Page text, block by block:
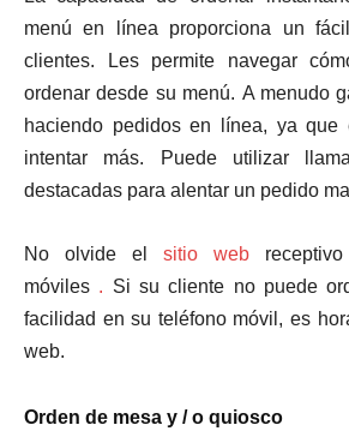
menú en línea proporciona un
clientes. Les permite navegar
ordenar desde su menú. A menudo
haciendo pedidos en línea, ya que
intentar más. Puede utilizar
destacadas para alentar un pedido
No olvide el sitio web
móviles . Si su cliente no puede
facilidad en su teléfono móvil, es
web.
Orden de mesa y / o quiosco